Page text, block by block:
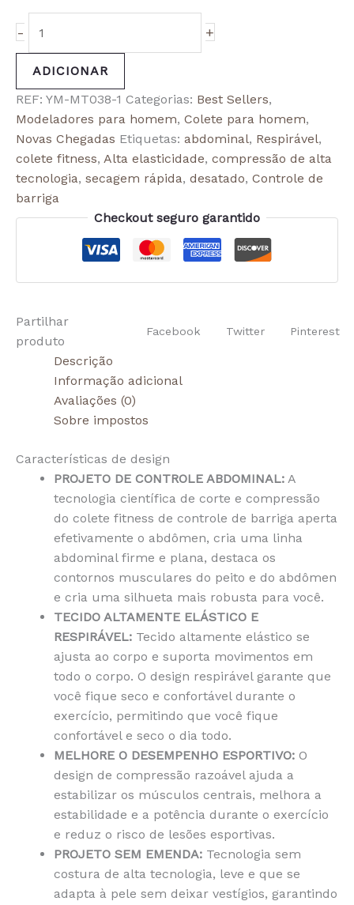
- +
ADICIONAR
REF: YM-MT038-1 Categorias: Best Sellers,
Modeladores para homem, Colete para homem,
Novas Chegadas Etiquetas: abdominal, Respirável,
colete fitness, Alta elasticidade, compressão de alta
tecnologia, secagem rápida, desatado, Controle de
barriga
Checkout seguro garantido
Partilhar
produto
Facebook Twitter Pinterest
Descrição
Informação adicional
Avaliações (0)
Sobre impostos
Características de design
PROJETO DE CONTROLE ABDOMINAL: A
tecnologia científica de corte e compressão
do colete fitness de controle de barriga aperta
efetivamente o abdômen, cria uma linha
abdominal firme e plana, destaca os
contornos musculares do peito e do abdômen
e cria uma silhueta mais robusta para você.
TECIDO ALTAMENTE ELÁSTICO E
RESPIRÁVEL: Tecido altamente elástico se
ajusta ao corpo e suporta movimentos em
todo o corpo. O design respirável garante que
você fique seco e confortável durante o
exercício, permitindo que você fique
confortável e seco o dia todo.
MELHORE O DESEMPENHO ESPORTIVO: O
design de compressão razoável ajuda a
estabilizar os músculos centrais, melhora a
estabilidade e a potência durante o exercício
e reduz o risco de lesões esportivas.
PROJETO SEM EMENDA: Tecnologia sem
costura de alta tecnologia, leve e que se
adapta à pele sem deixar vestígios, garantindo